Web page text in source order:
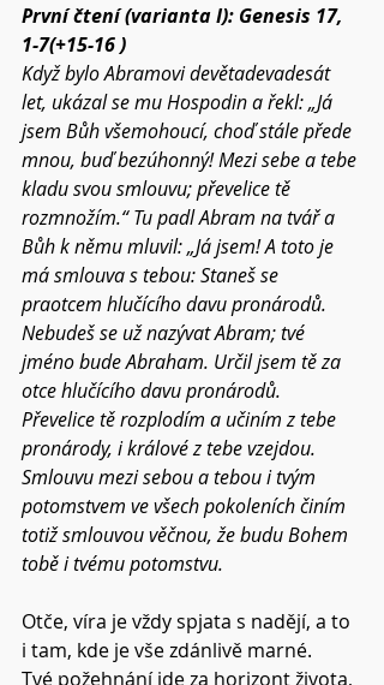
První čtení (varianta I): Genesis 17,
1-7(+15-16 )
Když bylo Abramovi devětadevadesát
let, ukázal se mu Hospodin a řekl: „Já
jsem Bůh všemohoucí, choď stále přede
mnou, buď bezúhonný! Mezi sebe a tebe
kladu svou smlouvu; převelice tě
rozmnožím.“ Tu padl Abram na tvář a
Bůh k němu mluvil: „Já jsem! A toto je
má smlouva s tebou: Staneš se
praotcem hlučícího davu pronárodů.
Nebudeš se už nazývat Abram; tvé
jméno bude Abraham. Určil jsem tě za
otce hlučícího davu pronárodů.
Převelice tě rozplodím a učiním z tebe
pronárody, i králové z tebe vzejdou.
Smlouvu mezi sebou a tebou i tvým
potomstvem ve všech pokoleních činím
totiž smlouvou věčnou, že budu Bohem
tobě i tvému potomstvu.
Otče, víra je vždy spjata s nadějí, a to
i tam, kde je vše zdánlivě marné.
Tvé požehnání jde za horizont života,